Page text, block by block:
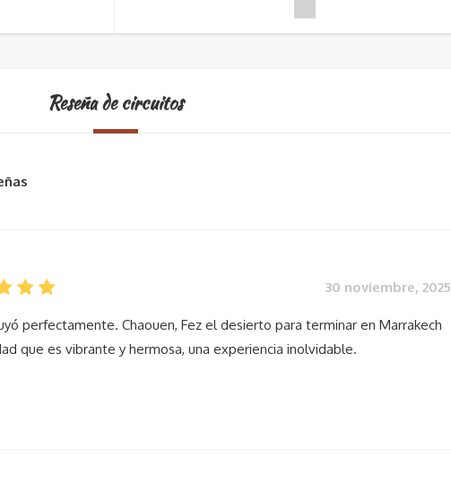
Reseña de circuitos
30 noviembre, 2025
perfectamente. Chaouen, Fez el desierto para terminar en Marrakech
que es vibrante y hermosa, una experiencia inolvidable.